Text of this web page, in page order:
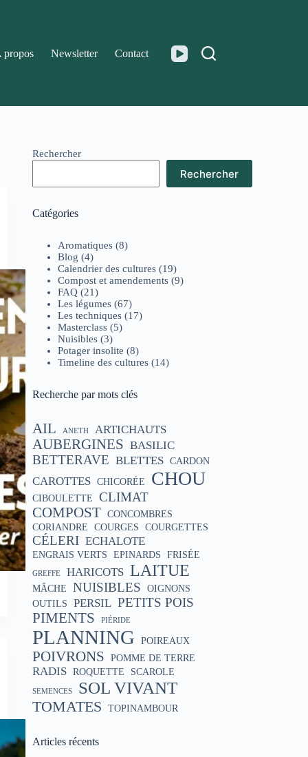
propos Newsletter Contact
Rechercher
Rechercher
Catégories
Aromatiques (8)
Blog (4)
Calendrier des cultures (19)
Compost et amendements (9)
FAQ (21)
Les légumes (67)
Les techniques (17)
Masterclass (5)
Nuisibles (3)
Potager insolite (8)
Timeline des cultures (14)
Recherche par mots clés
AIL ANETH ARTICHAUTS
AUBERGINES BASILIC
BETTERAVE BLETTES CARDON
CAROTTES CHICORÉE CHOU
CIBOULETTE CLIMAT
COMPOST CONCOMBRES
CORIANDRE
COURGES COURGETTES
CÉLERI ECHALOTE
ENGRAIS VERTS EPINARDS FRISÉE
GREFFE HARICOTS LAITUE
MÂCHE NUISIBLES
OIGNONS
OUTILS
PERSIL PETITS POIS
PIMENTS PIÉRIDE
PLANNING POIREAUX
POIVRONS POMME DE TERRE
RADIS ROQUETTE SCAROLE
SEMENCES SOL VIVANT
TOMATES TOPINAMBOUR
Articles récents